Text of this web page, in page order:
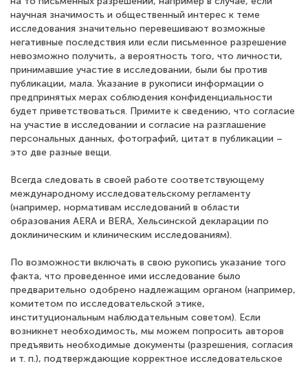
научная значимость и общественный интерес к теме
исследования значительно перевешивают возможные
негативные последствия или если письменное разрешение
невозможно получить, а вероятность того, что личности,
принимавшие участие в исследовании, были бы против
публикации, мала. Указание в рукописи информации о
предпринятых мерах соблюдения конфиденциальности
будет приветствоваться. Примите к сведению, что согласие
на участие в исследовании и согласие на разглашение
персональных данных, фотографий, цитат в публикации –
это две разные вещи.
Всегда следовать в своей работе соответствующему
международному исследовательскому регламенту
(например, нормативам исследований в области
образования AERA и BERA, Хельсинской декларации по
доклиническим и клиническим исследованиям).
По возможности включать в свою рукопись указание того
факта, что проведенное ими исследование было
предварительно одобрено надлежащим органом (например,
комитетом по исследовательской этике,
институциональным наблюдательным советом). Если
возникнет необходимость, мы можем попросить авторов
предъявить необходимые документы (разрешения, согласия
и т. п.), подтверждающие корректное исследовательское